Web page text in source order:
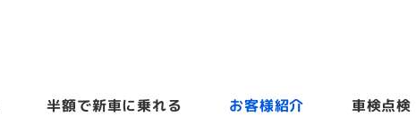
半額で新車に乗れる お客様紹介 車検点検